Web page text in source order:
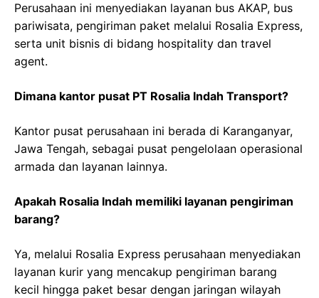
Perusahaan ini menyediakan layanan bus AKAP, bus
pariwisata, pengiriman paket melalui Rosalia Express,
serta unit bisnis di bidang hospitality dan travel
agent.
Dimana kantor pusat PT Rosalia Indah Transport?
Kantor pusat perusahaan ini berada di Karanganyar,
Jawa Tengah, sebagai pusat pengelolaan operasional
armada dan layanan lainnya.
Apakah Rosalia Indah memiliki layanan pengiriman
barang?
Ya, melalui Rosalia Express perusahaan menyediakan
layanan kurir yang mencakup pengiriman barang
kecil hingga paket besar dengan jaringan wilayah